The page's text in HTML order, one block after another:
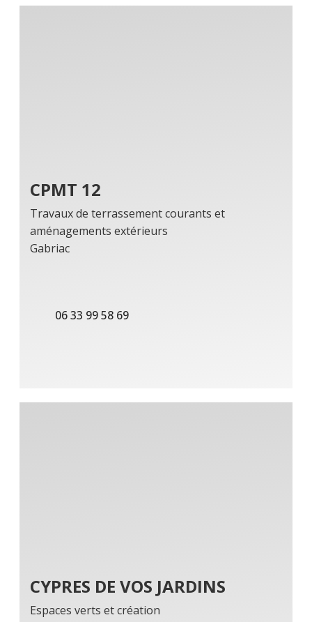
CPMT 12
Travaux de terrassement courants et
aménagements extérieurs
Gabriac
06 33 99 58 69
CYPRES DE VOS JARDINS
Espaces verts et création